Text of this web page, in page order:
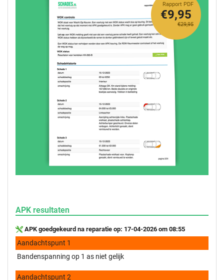
Rapport PDF
€29,95
€9,95
APK resultaten
APK goedgekeurd na reparatie op: 17-04-2026 om 08:55
Aandachtspunt 1
Bandenspanning op 1 as niet gelijk
Aandachtspunt 2